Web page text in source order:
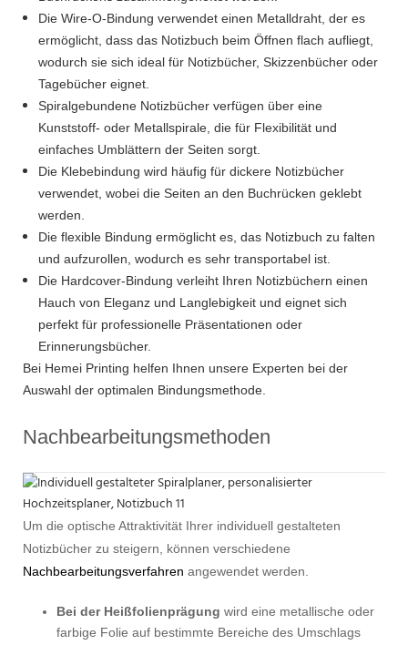
Die Wire-O-Bindung verwendet einen Metalldraht, der es
ermöglicht, dass das Notizbuch beim Öffnen flach aufliegt,
wodurch sie sich ideal für Notizbücher, Skizzenbücher oder
Tagebücher eignet.
Spiralgebundene Notizbücher verfügen über eine
Kunststoff- oder Metallspirale, die für Flexibilität und
einfaches Umblättern der Seiten sorgt.
Die Klebebindung wird häufig für dickere Notizbücher
verwendet, wobei die Seiten an den Buchrücken geklebt
werden.
Die flexible Bindung ermöglicht es, das Notizbuch zu falten
und aufzurollen, wodurch es sehr transportabel ist.
Die Hardcover-Bindung verleiht Ihren Notizbüchern einen
Hauch von Eleganz und Langlebigkeit und eignet sich
perfekt für professionelle Präsentationen oder
Erinnerungsbücher.
Bei Hemei Printing helfen Ihnen unsere Experten bei der
Auswahl der optimalen Bindungsmethode.
Nachbearbeitungsmethoden
Um die optische Attraktivität Ihrer individuell gestalteten
Notizbücher zu steigern, können verschiedene
Nachbearbeitungsverfahren angewendet werden.
Bei der Heißfolienprägung wird eine metallische oder
farbige Folie auf bestimmte Bereiche des Umschlags